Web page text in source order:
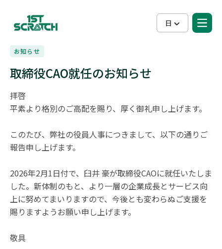
日
お知らせ
取締役CAO就任のお知らせ
拝啓
平素より格別のご高配を賜り、厚く御礼申し上げます。
このたび、弊社の役員人事につきまして、以下の通りご
報告申し上げます。
2026年2月1日付で、臼井 豪が取締役CAOに就任いたしま
した。新体制のもと、より一層の企業成長とサービス向
上に努めてまいりますので、今後とも変わらぬご支援を
賜りますようお願い申し上げます。
敬具